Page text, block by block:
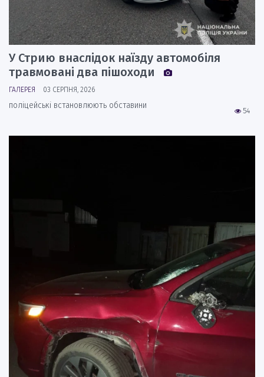
У Стрию внаслідок наїзду автомобіля
травмовані два пішоходи
ГАЛЕРЕЯ 03 СЕРПНЯ, 2026
54
поліцейські встановлюють обставини